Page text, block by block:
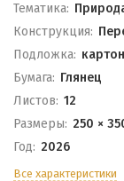
Тематика:
Конструкция:
Подложка:
Бумага: Глянец
Листов: 12
Размеры: 250 ×
Год: 2026
Все характеристики